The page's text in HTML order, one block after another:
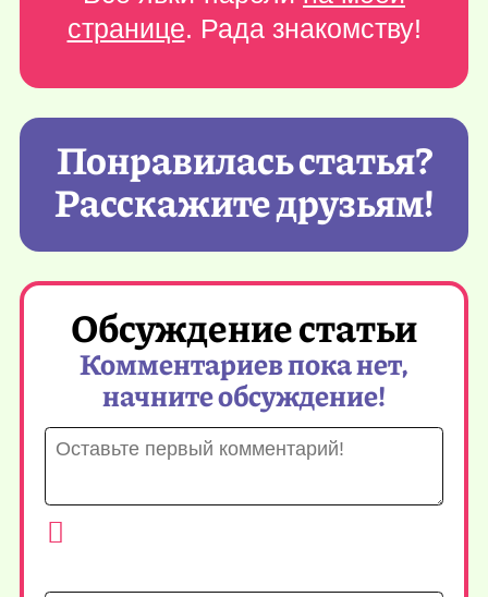
странице. Рада знакомству!
Понравилась статья?
Расскажите друзьям!
Обсуждение статьи
Комментариев пока нет,
начните обсуждение!